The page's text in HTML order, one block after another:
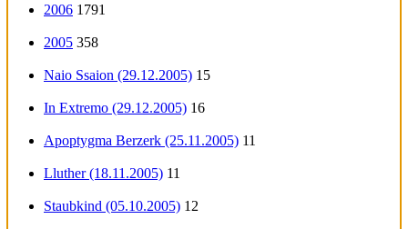
2006 1791
2005 358
Naio Ssaion (29.12.2005) 15
In Extremo (29.12.2005) 16
Apoptygma Berzerk (25.11.2005) 11
Lluther (18.11.2005) 11
Staubkind (05.10.2005) 12